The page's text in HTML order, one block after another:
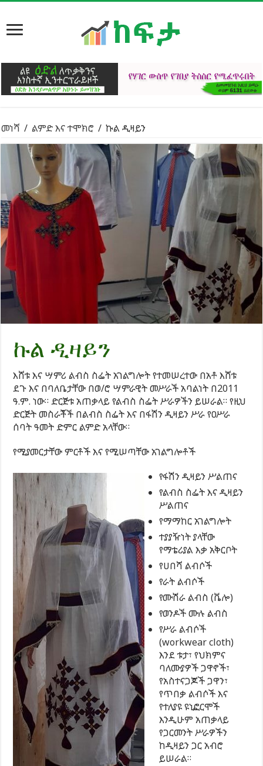
መነሻ / ልምድ እና ተሞክሮ / ኩል ዲዛይን
ኩል ዲዛይን
እሸቱ እና ሣምሪ ልብስ ስፌት አገልግሎት የተመሠረተው በአቶ እሸቱ
ደጉ እና በባለቤታቸው በወ/ሮ ሣምራዊት መሥራች አባልነት በ2011
ዓ.ም. ነው። ድርጅቱ አጠቃላይ የልብስ ስፌት ሥራዎችን ይሠራል። የዚህ
ድርጅት መስራቾች በልብስ ስፌት እና በፋሽን ዲዛይን ሥራ የዐሥራ
ሰባት ዓመት ድምር ልምድ አላቸው።
የሚያመርታቸው ምርቶች እና የሚሠጣቸው አገልግሎቶች
የፋሽን ዲዛይን ሥልጠና
የልብስ ስፌት እና ዲዛይን
ሥልጠና
የማማከር አገልግሎት
ተያያዥነት ያላቸው
የማቴሪያል እቃ አቅርቦት
የሀበሻ ልብሶች
የራት ልብሶች
የሙሽራ ልብስ (ቬሎ)
የወንዶች ሙሉ ልብስ
የሥራ ልብሶች
(workwear cloth)
እንደ ቱታ፣ የህክምና
ባለሙያዎች ጋዋኖች፣
የአስተናጋጆች ጋዋን፣
የጥበቃ ልብሶች እና
የተለያዩ ዩኒፎርሞች
እንዲሁም አጠቃላይ
የጋርመንት ሥራዎችን
ከዲዛይን ጋር አብሮ
ይሠራል።